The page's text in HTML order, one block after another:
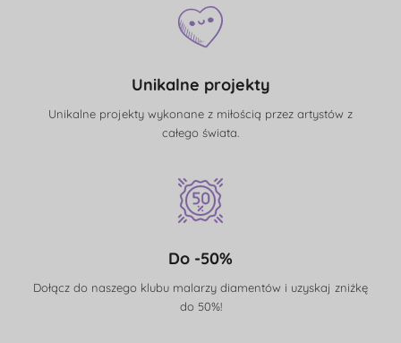
Unikalne projekty
Unikalne projekty wykonane z miłością przez artystów z
całego świata.
Do -50%
Dołącz do naszego klubu malarzy diamentów i uzyskaj zniżkę
do 50%!